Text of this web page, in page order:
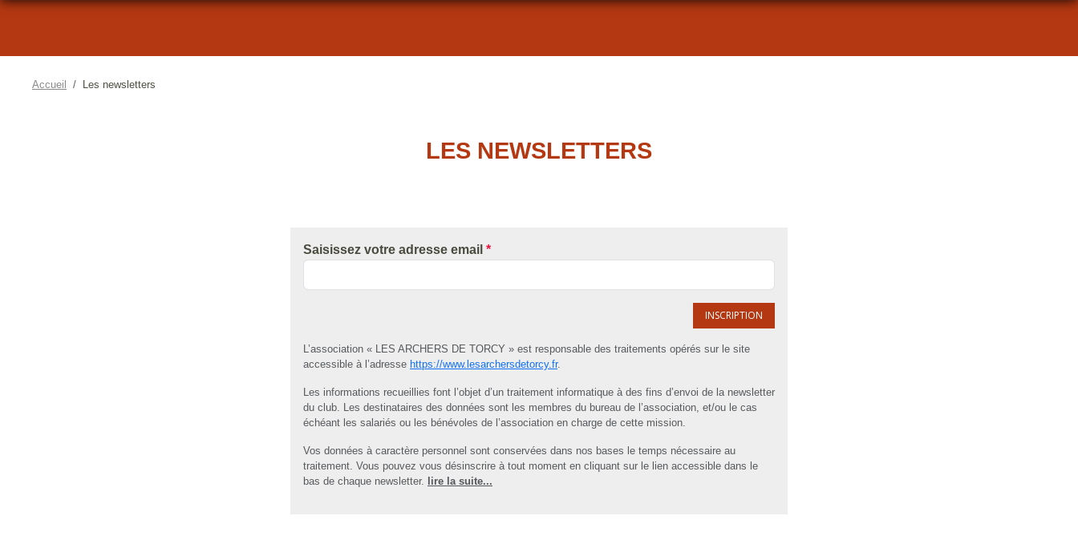
Accueil Les newsletters
LES NEWSLETTERS
Saisissez votre adresse email *
INSCRIPTION
L’association « LES ARCHERS DE TORCY » est responsable des traitements opérés sur le site
accessible à l’adresse https://www.lesarchersdetorcy.fr.
Les informations recueillies font l’objet d’un traitement informatique à des fins d’envoi de la newsletter
du club. Les destinataires des données sont les membres du bureau de l’association, et/ou le cas
échéant les salariés ou les bénévoles de l’association en charge de cette mission.
Vos données à caractère personnel sont conservées dans nos bases le temps nécessaire au
traitement. Vous pouvez vous désinscrire à tout moment en cliquant sur le lien accessible dans le
bas de chaque newsletter.
lire la suite...